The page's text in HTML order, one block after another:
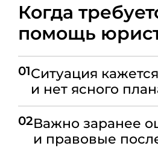
Когда
помощь
01Ситуация
и нет ясного
02Важно заранее
и правовые